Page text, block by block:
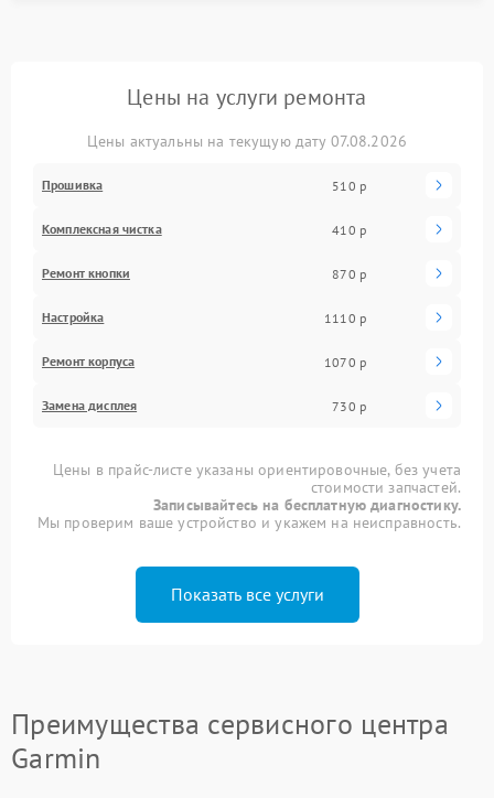
Цены на услуги ремонта
Цены актуальны на текущую дату 07.08.2026
Прошивка 510 р
Комплексная чистка 410 р
Ремонт кнопки 870 р
Настройка 1110 р
Ремонт корпуса 1070 р
Замена дисплея 730 р
Цены в прайс-листе указаны ориентировочные, без учета
стоимости запчастей.
Записывайтесь на бесплатную диагностику.
Мы проверим ваше устройство и укажем на неисправность.
Показать все услуги
Преимущества сервисного центра
Garmin